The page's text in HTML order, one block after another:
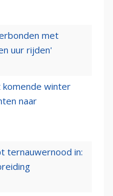
met
uur rijden'
komende winter
naar
ternauwernood in: